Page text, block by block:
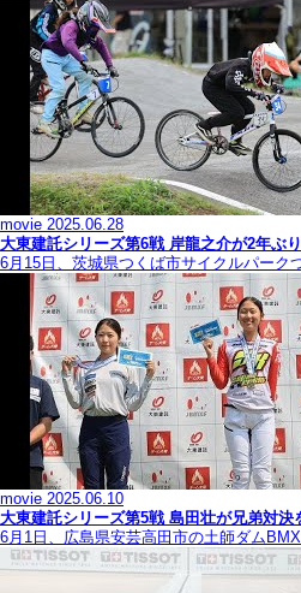
movie 2025.06.28
大東建託シリーズ第6戦 岸龍之介が2年ぶ
6月15日、茨城県つくば市サイクルパー
movie 2025.06.10
大東建託シリーズ第5戦 島田壮が兄弟対決
6月1日、広島県安芸高田市の土師ダム